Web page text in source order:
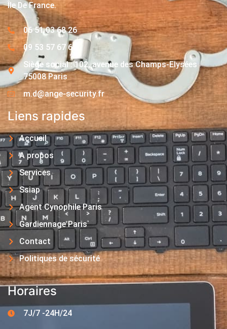
Île De France.
06 51 03 68 26
09 53 57 67 63
Siège social : 102, avenue des Champs-Elysées
75008 Paris
m.d@ange-security.fr
Liens rapides
Accueil
A propos
Services
Ssiap
Agent Cynophile Paris
Gardiennage Paris
Contact
Politiques de sécurité
Horaires
7J/7 -24H/24